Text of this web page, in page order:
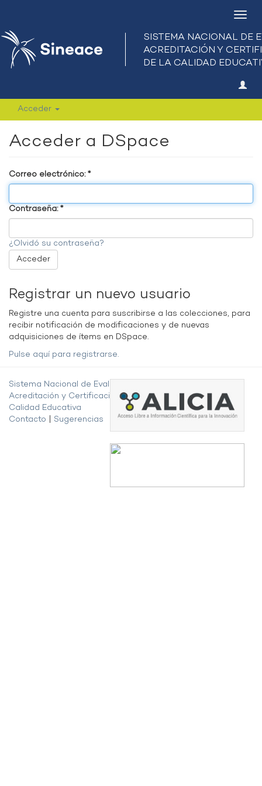
Acceder
Acceder a DSpace
Correo electrónico:
Contraseña:
¿Olvidó su contraseña?
Acceder
Registrar un nuevo usuario
Registre una cuenta para suscribirse a las colecciones, para
recibir notificación de modificaciones y de nuevas
adquisiciones de ítems en DSpace.
Pulse aquí para registrarse.
Sistema Nacional de Evaluación,
Acreditación y Certificación de la
Calidad Educativa
Contacto
Sugerencias